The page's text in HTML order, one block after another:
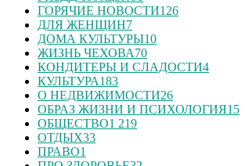
ГОРЯЧИЕ НОВОСТИ126
ДЛЯ ЖЕНЩИН7
ДОМА КУЛЬТУРЫ10
ЖИЗНЬ ЧЕХОВА70
КОНДИТЕРЫ И СЛАДОСТИ4
КУЛЬТУРА183
О НЕДВИЖИМОСТИ26
ОБРАЗ ЖИЗНИ И ПСИХОЛОГИЯ15
ОБЩЕСТВО1 219
ОТДЫХ33
ПРАВО1